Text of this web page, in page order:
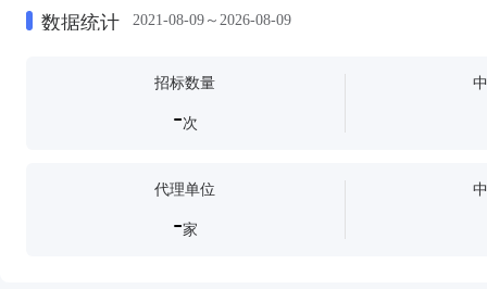
数据统计 2021-08-09～2026-08-09
招标数量
-次
代理单位
-家